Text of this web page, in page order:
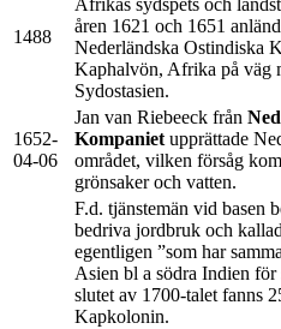
1488
Afrikas sydspets och
åren 1621 och 1651
Nederländska Ostindiska
Kaphalvön, Afrika på väg
Sydostasien.
1652-
04-06
Jan van Riebeeck från
Kompanietupprättade
området, vilken försåg
grönsaker och vatten.
F.d. tjänstemän vid basen
bedriva jordbruk och
egentligen ”som har
Asien bl a södra Indien
slutet av 1700-talet fanns
Kapkolonin.